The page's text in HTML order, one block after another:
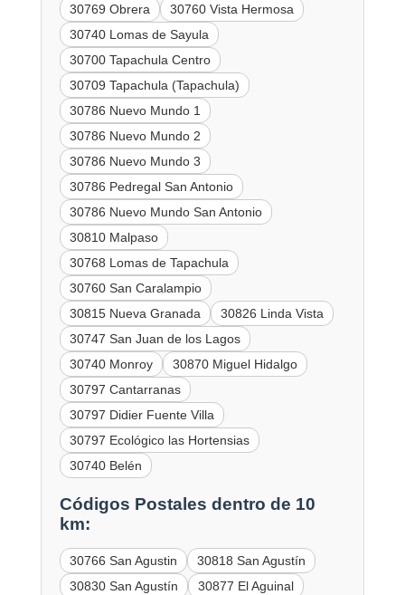
30769 Obrera
30760 Vista Hermosa
30740 Lomas de Sayula
30700 Tapachula Centro
30709 Tapachula (Tapachula)
30786 Nuevo Mundo 1
30786 Nuevo Mundo 2
30786 Nuevo Mundo 3
30786 Pedregal San Antonio
30786 Nuevo Mundo San Antonio
30810 Malpaso
30768 Lomas de Tapachula
30760 San Caralampio
30815 Nueva Granada
30826 Linda Vista
30747 San Juan de los Lagos
30740 Monroy
30870 Miguel Hidalgo
30797 Cantarranas
30797 Didier Fuente Villa
30797 Ecológico las Hortensias
30740 Belén
Códigos Postales dentro de 10
km:
30766 San Agustin
30818 San Agustín
30830 San Agustín
30877 El Aguinal